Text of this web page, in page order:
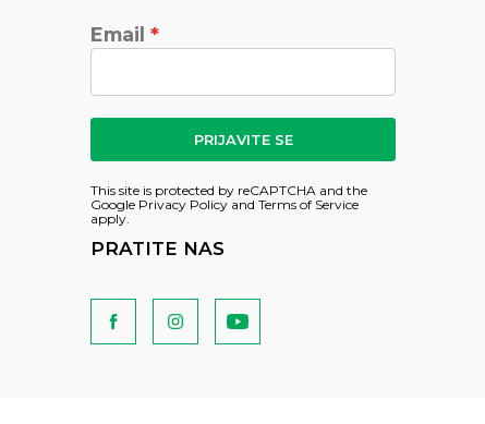
Email
PRIJAVITE SE
This site is protected by reCAPTCHA and the
Google Privacy Policy and Terms of Service
apply.
PRATITE NAS